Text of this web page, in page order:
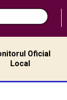
Oficial
Local